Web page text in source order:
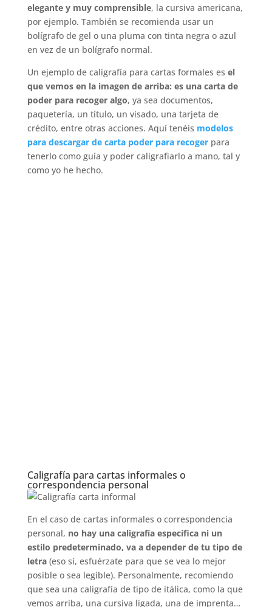
elegante y muy comprensible, la cursiva americana,
por ejemplo. También se recomienda usar un
bolígrafo de gel o una pluma con tinta negra o azul
en vez de un bolígrafo normal.
Un ejemplo de caligrafía para cartas formales es el
que vemos en la imagen de arriba: es una carta de
poder para recoger algo, ya sea documentos,
paquetería, un título, un visado, una tarjeta de
crédito, entre otras acciones. Aquí tenéis modelos
para descargar de carta poder para recogerpara
tenerlo como guía y poder caligrafiarlo a mano, tal y
como yo he hecho.
Caligrafía para cartas informales o
correspondencia personal
En el caso de cartas informales o correspondencia
personal, no hay una caligrafía específica ni un
estilo predeterminado, va a depender de tu tipo de
letra(eso sí, esfuérzate para que se vea lo mejor
posible o sea legible). Personalmente, recomiendo
que sea una caligrafía de tipo de itálica, como la que
vemos arriba, una cursiva ligada, una de imprenta…